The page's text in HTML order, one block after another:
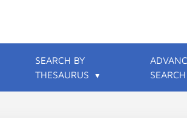
SEARCH BY
THESAURUS
SEARCH